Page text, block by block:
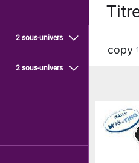
2 sous-univers
2 sous-univers
copy